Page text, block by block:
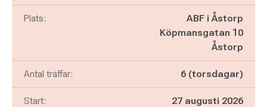
Plats:
ABF i Åstorp
Köpmansgatan 10
Åstorp
Antal träffar: 6 (torsdagar)
Start: 27 augusti 2026